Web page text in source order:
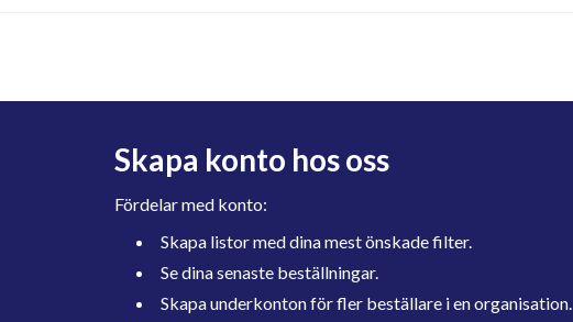
Skapa konto hos oss
Fördelar med konto:
Skapa listor med dina mest önskade filter.
Se dina senaste beställningar.
Skapa underkonton för fler beställare i en organisation.